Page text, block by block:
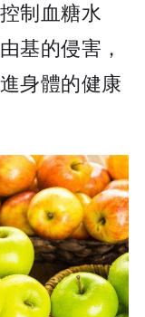
制血糖水
基的侵害，
身體的健康